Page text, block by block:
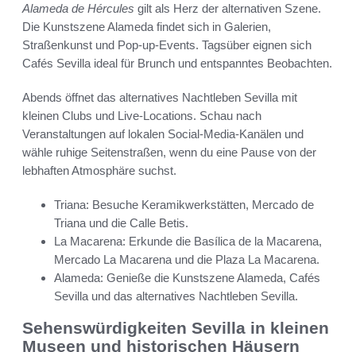
Alameda de Hércules gilt als Herz der alternativen Szene.
Die Kunstszene Alameda findet sich in Galerien,
Straßenkunst und Pop-up-Events. Tagsüber eignen sich
Cafés Sevilla ideal für Brunch und entspanntes Beobachten.
Abends öffnet das alternatives Nachtleben Sevilla mit
kleinen Clubs und Live-Locations. Schau nach
Veranstaltungen auf lokalen Social-Media-Kanälen und
wähle ruhige Seitenstraßen, wenn du eine Pause von der
lebhaften Atmosphäre suchst.
Triana: Besuche Keramikwerkstätten, Mercado de
Triana und die Calle Betis.
La Macarena: Erkunde die Basílica de la Macarena,
Mercado La Macarena und die Plaza La Macarena.
Alameda: Genieße die Kunstszene Alameda, Cafés
Sevilla und das alternatives Nachtleben Sevilla.
Sehenswürdigkeiten Sevilla in kleinen
Museen und historischen Häusern